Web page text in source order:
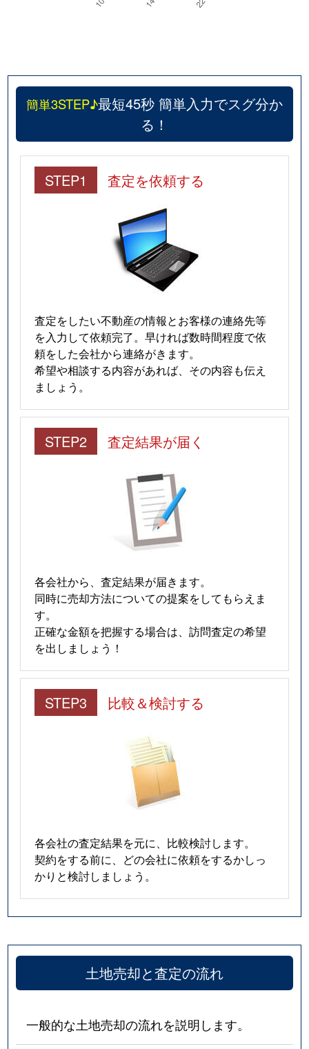
簡単3STEP♪最短45秒 簡単入力でスグ分か
る！
STEP1 査定を依頼する
査定をしたい不動産の情報とお客様の連絡先等
を入力して依頼完了。早ければ数時間程度で依
頼をした会社から連絡がきます。
希望や相談する内容があれば、その内容も伝え
ましょう。
STEP2 査定結果が届く
各会社から、査定結果が届きます。
同時に売却方法についての提案をしてもらえま
す。
正確な金額を把握する場合は、訪問査定の希望
を出しましょう！
STEP3 比較＆検討する
各会社の査定結果を元に、比較検討します。
契約をする前に、どの会社に依頼をするかしっ
かりと検討しましょう。
土地売却と査定の流れ
一般的な土地売却の流れを説明します。